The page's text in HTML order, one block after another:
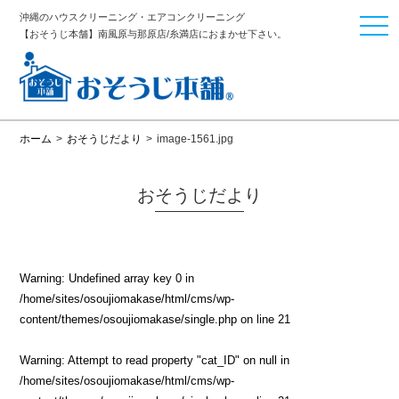
沖縄のハウスクリーニング・エアコンクリーニング
【おそうじ本舗】南風原与那原店/糸満店におまかせ下さい。
ホーム > おそうじだより > image-1561.jpg
おそうじだより
Warning: Undefined array key 0 in
/home/sites/osoujiomakase/html/cms/wp-
content/themes/osoujiomakase/single.php on line 21
Warning: Attempt to read property "cat_ID" on null in
/home/sites/osoujiomakase/html/cms/wp-